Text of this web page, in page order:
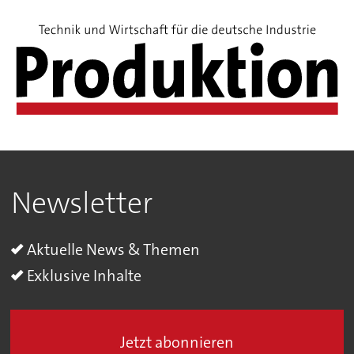
Newsletter
Aktuelle News & Themen
Exklusive Inhalte
Jetzt abonnieren